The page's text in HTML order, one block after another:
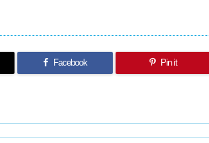
Facebook Pin it